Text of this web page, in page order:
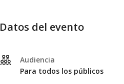
pollo marinado al curry
crujiente
La Pirata - Grisset
Datos del evento
Audiencia
Para todos los públicos